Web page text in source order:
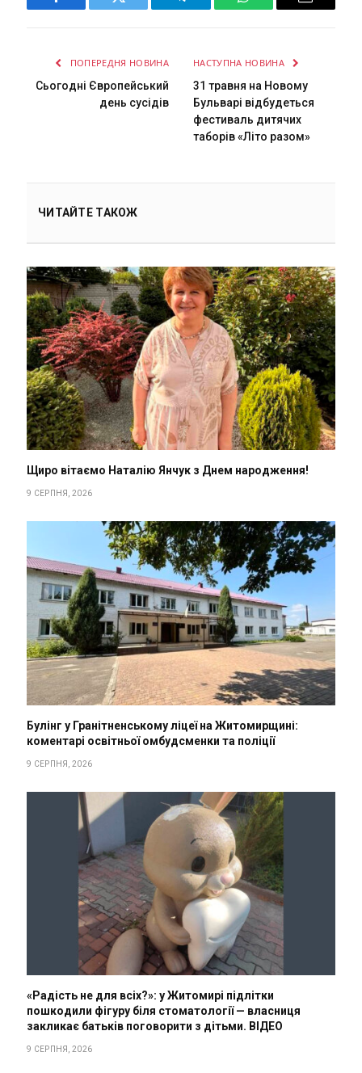
Facebook Twitter Telegram WhatsAppEmail
ПОПЕРЕДНЯ НОВИНА
Сьогодні Європейський
день сусідів
НАСТУПНА НОВИНА
31 травня на Новому
Бульварі відбудеться
фестиваль дитячих
таборів «Літо разом»
ЧИТАЙТЕ ТАКОЖ
Щиро вітаємо Наталію Янчук з Днем народження!
9 СЕРПНЯ, 2026
Булінг у Гранітненському ліцеї на Житомирщині:
коментарі освітньої омбудсменки та поліції
9 СЕРПНЯ, 2026
«Радість не для всіх?»: у Житомирі підлітки
пошкодили фігуру біля стоматології — власниця
закликає батьків поговорити з дітьми. ВІДЕО
9 СЕРПНЯ, 2026